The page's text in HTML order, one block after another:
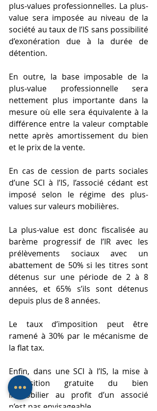
plus-values professionnelles. La plus-
value sera imposée au niveau de la
société au taux de l’IS sans possibilité
d’exonération due à la durée de
détention.
En outre, la base imposable de la
plus-value professionnelle sera
nettement plus importante dans la
mesure où elle sera équivalente à la
différence entre la valeur comptable
nette après amortissement du bien
et le prix de la vente.
En cas de cession de parts sociales
d’une SCI à l’IS, l’associé cédant est
imposé selon le régime des plus-
values sur valeurs mobilières.
La plus-value est donc fiscalisée au
barème progressif de l’IR avec les
prélèvements sociaux avec un
abattement de 50% si les titres sont
détenus sur une période de 2 à 8
années, et 65% s’ils sont détenus
depuis plus de 8 années.
Le taux d’imposition peut être
ramené à 30% par le mécanisme de
la flat tax.
Enfin, dans une SCI à l’IS, la mise à
disposition gratuite du bien
immobilier au profit d’un associé
n’est pas envisageable.